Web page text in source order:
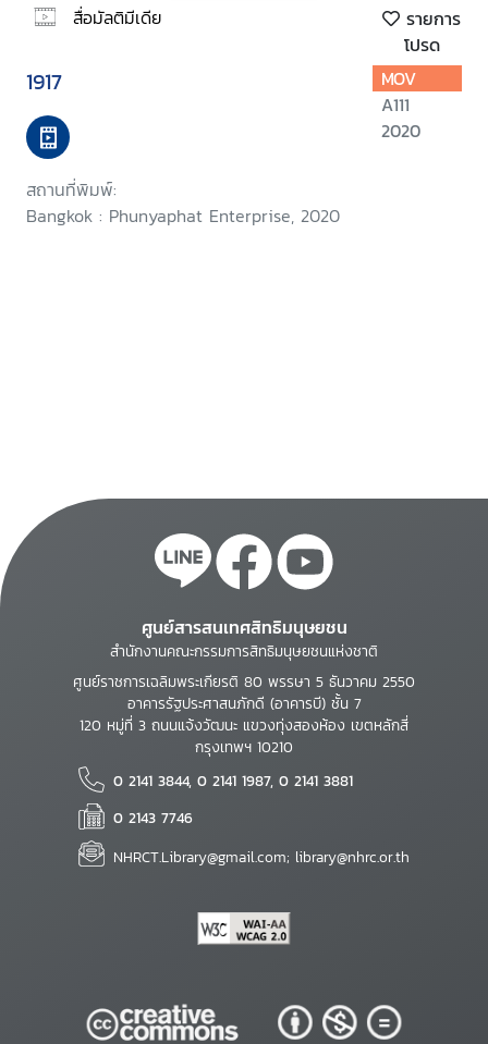
สื่อมัลติมีเดีย
รายการ
โปรด
1917
สถานที่พิมพ์:
Bangkok : Phunyaphat Enterprise, 2020
MOV
A111
2020
ศูนย์สารสนเทศสิทธิมนุษยชน
สำนักงานคณะกรรมการสิทธิมนุษยชนแห่งชาติ
ศูนย์ราชการเฉลิมพระเกียรติ 80 พรรษา 5 ธันวาคม 2550
อาคารรัฐประศาสนภักดี (อาคารบี) ชั้น 7
120 หมู่ที่ 3 ถนนแจ้งวัฒนะ แขวงทุ่งสองห้อง เขตหลักสี่
กรุงเทพฯ 10210
0 2141 3844, 0 2141 1987, 0 2141 3881
0 2143 7746
NHRCT.Library@gmail.com; library@nhrc.or.th